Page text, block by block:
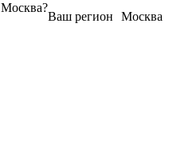
Москва
Ваш регион
Москва?